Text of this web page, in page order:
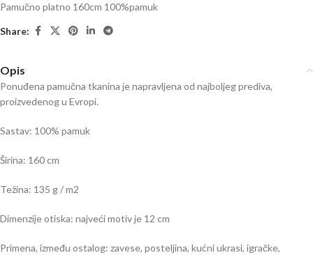
Pamučno platno 160cm 100%pamuk
Share:
Opis
Ponuđena pamučna tkanina je napravljena od najboljeg prediva,
proizvedenog u Evropi.
Sastav: 100% pamuk
Širina: 160 cm
Težina: 135 g / m2
Dimenzije otiska: najveći motiv je 12 cm
Primena, između ostalog: zavese, posteljina, kućni ukrasi, igračke,